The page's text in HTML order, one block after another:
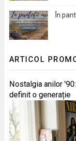
În
ARTICOL
Nostalgia anilor
definit o generație